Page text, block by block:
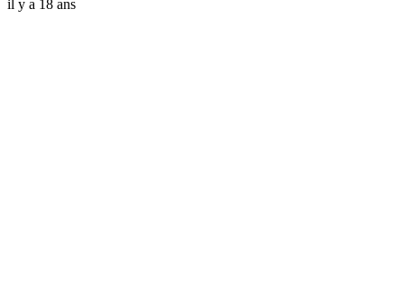
il y a 18 ans